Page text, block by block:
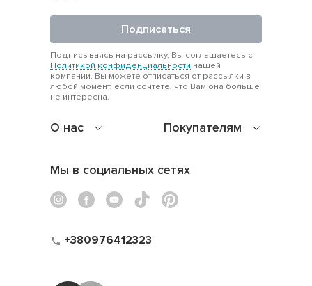
О нас Покупателям
Подписаться
Подписываясь на рассылку, Вы соглашаетесь с
Политикой конфиденциальности нашей
компании. Вы можете отписаться от рассылки в
любой момент, если сочтете, что Вам она больше
не интересна.
Мы в социальных сетях
+380976412323